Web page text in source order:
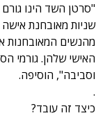
מהנשים המאובחנות
האישי שלהן. גורמי
וסביבה", הוסיפה.
.
כיצד זה עובד?